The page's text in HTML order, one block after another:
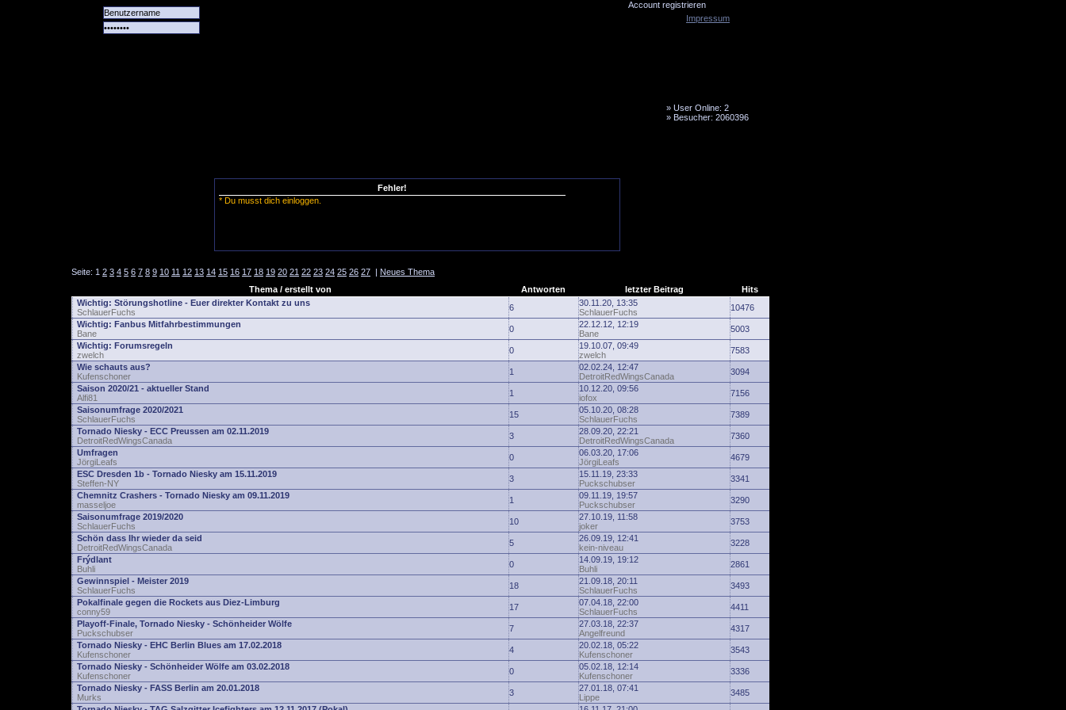
Account registrieren
» User Online: 2
» Besucher: 2060396
Fehler!
* Du musst dich einloggen.
Seite: 1 2 3 4 5 6 7 8 9 10 11 12 13 14 15 16 17 18 19 20 21 22 23 24 25 26 27 | Neues Thema
Thema / erstellt von
Antworten letzter Beitrag
Hits
Wichtig: Störungshotline - Euer direkter Kontakt zu uns
SchlauerFuchs
6
30.11.20, 13:35
SchlauerFuchs
10476
Wichtig: Fanbus Mitfahrbestimmungen
Bane
0
22.12.12, 12:19
Bane
5003
Wichtig: Forumsregeln
zwelch
0
19.10.07, 09:49
zwelch
7583
Wie schauts aus?
Kufenschoner
1
02.02.24, 12:47
DetroitRedWingsCanada
3094
Saison 2020/21 - aktueller Stand
Alfi81
1
10.12.20, 09:56
iofox
7156
Saisonumfrage 2020/2021
SchlauerFuchs
15
05.10.20, 08:28
SchlauerFuchs
7389
Tornado Niesky - ECC Preussen am 02.11.2019
DetroitRedWingsCanada
3
28.09.20, 22:21
DetroitRedWingsCanada
7360
Umfragen
JörgiLeafs
0
06.03.20, 17:06
JörgiLeafs
4679
ESC Dresden 1b - Tornado Niesky am 15.11.2019
Steffen-NY
3
15.11.19, 23:33
Puckschubser
3341
Chemnitz Crashers - Tornado Niesky am 09.11.2019
masseljoe
1
09.11.19, 19:57
Puckschubser
3290
Saisonumfrage 2019/2020
SchlauerFuchs
10
27.10.19, 11:58
joker
3753
Schön dass Ihr wieder da seid
DetroitRedWingsCanada
5
26.09.19, 12:41
kein-niveau
3228
Frýdlant
Buhli
0
14.09.19, 19:12
Buhli
2861
Gewinnspiel - Meister 2019
SchlauerFuchs
18
21.09.18, 20:11
SchlauerFuchs
3493
Pokalfinale gegen die Rockets aus Diez-Limburg
conny59
17
07.04.18, 22:00
SchlauerFuchs
4411
Playoff-Finale, Tornado Niesky - Schönheider Wölfe
Puckschubser
7
27.03.18, 22:37
Angelfreund
4317
Tornado Niesky - EHC Berlin Blues am 17.02.2018
Kufenschoner
4
20.02.18, 05:22
Kufenschoner
3543
Tornado Niesky - Schönheider Wölfe am 03.02.2018
Kufenschoner
0
05.02.18, 12:14
Kufenschoner
3336
Tornado Niesky - FASS Berlin am 20.01.2018
Murks
3
27.01.18, 07:41
Lippe
3485
Impressum